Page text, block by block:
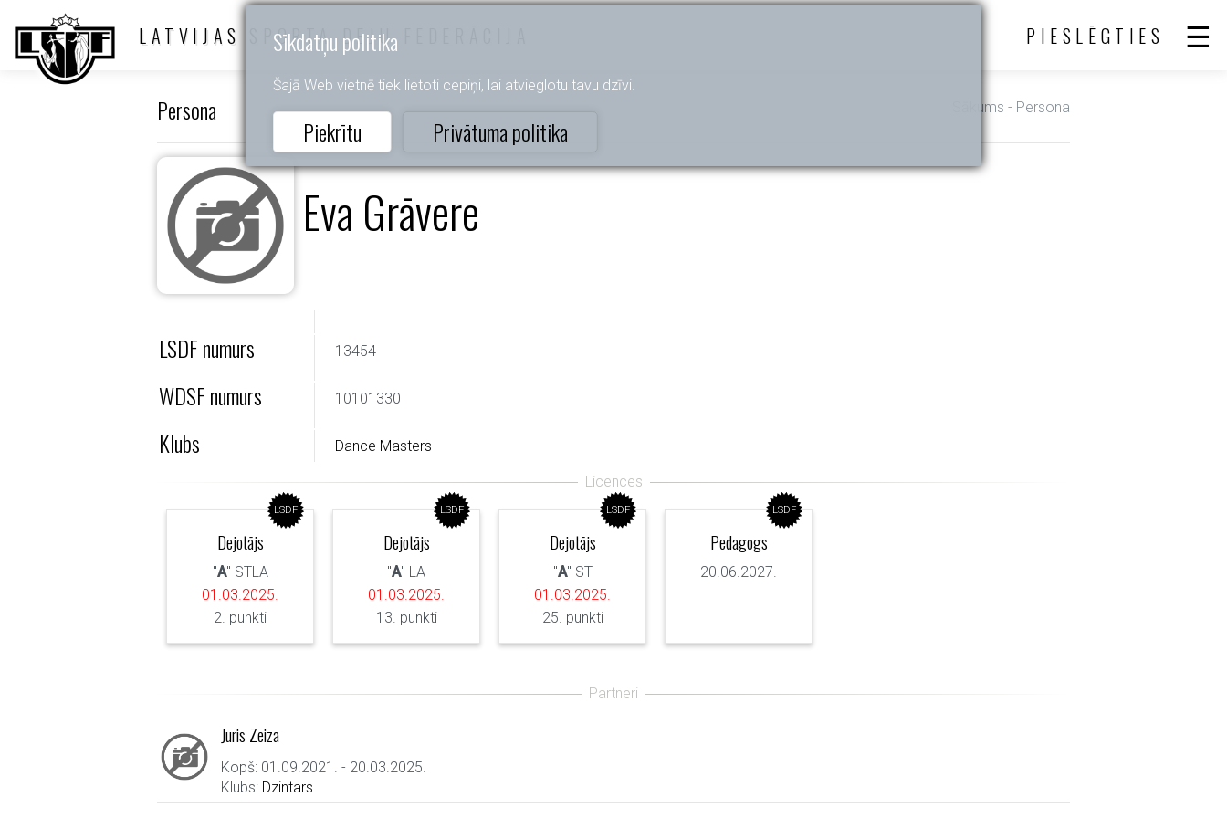
Sīkdatņu politika
Šajā Web vietnē tiek lietoti cepiņi, lai atvieglotu tavu dzīvi.
Piekrītu Privātuma politika
LATVIJAS SPORTA DEJU FEDERĀCIJA PIESLĒGTIES
Persona Sākums - Persona
Eva Grāvere
LSDF numurs 13454
WDSF numurs 10101330
Klubs Dance Masters
LSDF
Dejotājs
"A" STLA
01.03.2025.
2. punkti
LSDF
Dejotājs
"A" LA
01.03.2025.
13. punkti
LSDF
Dejotājs
"A" ST
01.03.2025.
25. punkti
LSDF
Pedagogs
20.06.2027.
Juris Zeiza
Kopš: 01.09.2021. - 20.03.2025.
Klubs: Dzintars